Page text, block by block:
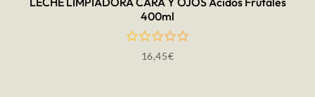
400ml
16,45€